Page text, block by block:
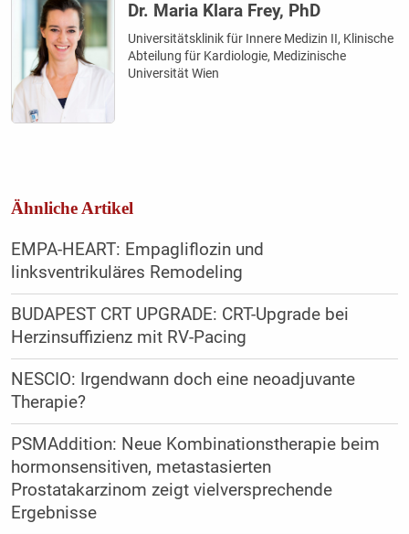
Dr. Maria Klara Frey, PhD
Universitätsklinik für Innere Medizin II, Klinische
Abteilung für Kardiologie, Medizinische
Universität Wien
Ähnliche Artikel
EMPA-HEART: Empagliflozin und
linksventrikuläres Remodeling
BUDAPEST CRT UPGRADE: CRT-Upgrade bei
Herzinsuffizienz mit RV-Pacing
NESCIO: Irgendwann doch eine neoadjuvante
Therapie?
PSMAddition: Neue Kombinationstherapie beim
hormonsensitiven, metastasierten
Prostatakarzinom zeigt vielversprechende
Ergebnisse